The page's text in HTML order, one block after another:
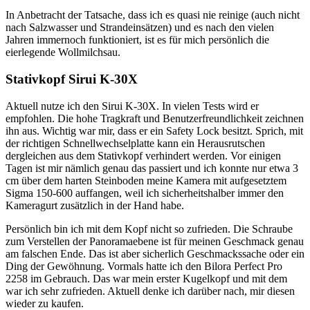
In Anbetracht der Tatsache, dass ich es quasi nie reinige (auch nicht
nach Salzwasser und Strandeinsätzen) und es nach den vielen
Jahren immernoch funktioniert, ist es für mich persönlich die
eierlegende Wollmilchsau.
Stativkopf Sirui K-30X
Aktuell nutze ich den Sirui K-30X. In vielen Tests wird er
empfohlen. Die hohe Tragkraft und Benutzerfreundlichkeit zeichnen
ihn aus. Wichtig war mir, dass er ein Safety Lock besitzt. Sprich, mit
der richtigen Schnellwechselplatte kann ein Herausrutschen
dergleichen aus dem Stativkopf verhindert werden. Vor einigen
Tagen ist mir nämlich genau das passiert und ich konnte nur etwa 3
cm über dem harten Steinboden meine Kamera mit aufgesetztem
Sigma 150-600 auffangen, weil ich sicherheitshalber immer den
Kameragurt zusätzlich in der Hand habe.
Persönlich bin ich mit dem Kopf nicht so zufrieden. Die Schraube
zum Verstellen der Panoramaebene ist für meinen Geschmack genau
am falschen Ende. Das ist aber sicherlich Geschmackssache oder ein
Ding der Gewöhnung. Vormals hatte ich den Bilora Perfect Pro
2258 im Gebrauch. Das war mein erster Kugelkopf und mit dem
war ich sehr zufrieden. Aktuell denke ich darüber nach, mir diesen
wieder zu kaufen.